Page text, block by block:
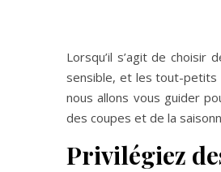
Lorsqu’il s’agit de
sensible, et les tout-petits
nous allons vous guider
des coupes et de la
Privilégiez